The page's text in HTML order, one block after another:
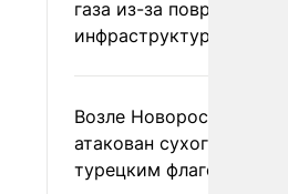
газа из-за повреждения
инфраструктуры
Возле Новороссийска
атакован сухогруз под
турецким флагом